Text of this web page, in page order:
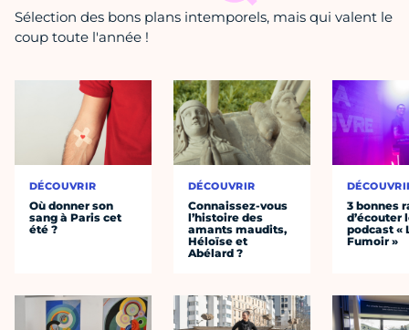
Sélection des bons plans intemporels, mais qui valent le
coup toute l'année !
DÉCOUVRIR
Où donner son
sang à Paris cet
été ?
DÉCOUVRIR
Connaissez-vous
l’histoire des
amants maudits,
Héloïse et
Abélard ?
3 bonnes
d’écouter
podcast «
Fumoir »